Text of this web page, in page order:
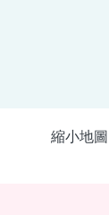
縮小地